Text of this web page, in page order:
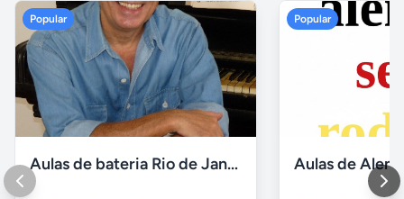
Popular
Aulas de bateria Rio de Janeiro
Popular